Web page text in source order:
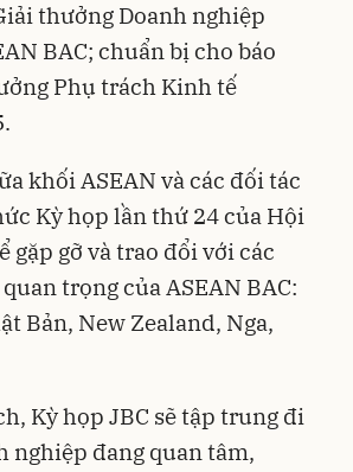
thưởng Doanh nghiệp
BAC; chuẩn bị cho báo
Phụ trách Kinh tế
khối ASEAN và các đối tác
Kỳ họp lần thứ 24 của Hội
gặp gỡ và trao đổi với các
trọng của ASEAN BAC:
Bản, New Zealand, Nga,
Kỳ họp JBC sẽ tập trung đi
nghiệp đang quan tâm,